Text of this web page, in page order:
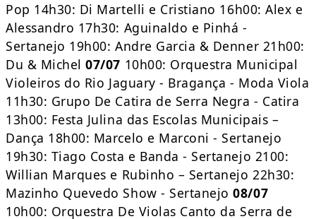
Pop 14h30: Di Martelli e Cristiano 16h00: Alex e
Alessandro 17h30: Aguinaldo e Pinhá -
Sertanejo 19h00: Andre Garcia & Denner 21h00:
Du & Michel07/07 10h00: Orquestra Municipal
Violeiros do Rio Jaguary - Bragança - Moda Viola
11h30: Grupo De Catira de Serra Negra - Catira
13h00: Festa Julina das Escolas Municipais –
Dança 18h00: Marcelo e Marconi - Sertanejo
19h30: Tiago Costa e Banda - Sertanejo 2100:
Willian Marques e Rubinho – Sertanejo 22h30:
Mazinho Quevedo Show - Sertanejo08/07
10h00: Orquestra De Violas Canto da Serra de